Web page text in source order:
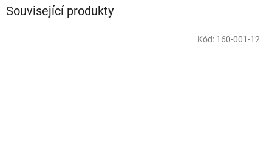
Související produkty
Kód: 160-001-12